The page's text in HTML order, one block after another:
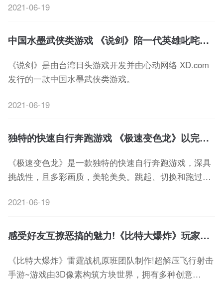
2021-06-19
中国水墨武侠类游戏 《说剑》陪一代英雄叱咤天下
《说剑》是由台湾日头游戏开发并由心动网络 XD.com
发行的一款中国水墨武侠类游戏。
2021-06-19
独特的快速自行奔跑游戏 《极速变色龙》以完成度分级
《极速变色龙》是一款独特的快速自行奔跑游戏，深具
挑战性，且多彩画质，美轮美奂。跳起、切换和跑过专
2021-06-19
感受好友互撩恶搞的魅力!《比特大爆炸》玩家趣味战斗
《比特大爆炸》雷霆战机原班团队制作!超解压飞行射击
手游~游戏由3D像素构筑方块世界，拥有多种创意